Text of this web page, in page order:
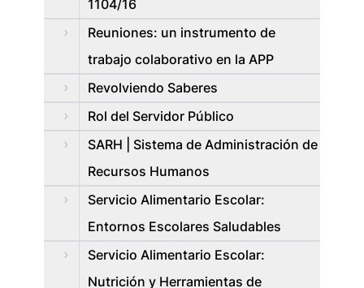
1104/16
Reuniones: un instrumento de
trabajo colaborativo en la APP
Revolviendo Saberes
Rol del Servidor Público
SARH | Sistema de Administración de
Recursos Humanos
Servicio Alimentario Escolar:
Entornos Escolares Saludables
Servicio Alimentario Escolar:
Nutrición y Herramientas de